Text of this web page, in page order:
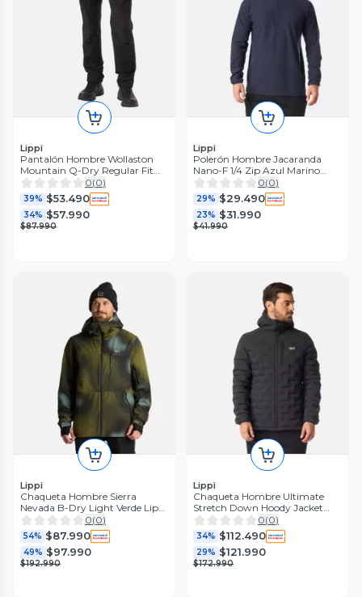
Lippi
Pantalón Hombre Wollaston
Mountain Q-Dry Regular Fit
Pants Negro V26
0(0)
39% $53.490
34% $57.990
$87.990
Lippi
Polerón Hombre Jacaranda
Nano-F 1/4 Zip Azul Marino
Lippi I26
0(0)
29% $29.490
23% $31.990
$41.990
Lippi
Chaqueta Hombre Sierra
Nevada B-Dry Light Verde Lippi
I25
0(0)
54% $87.990
49% $97.990
$192.990
Lippi
Chaqueta Hombre Ultimate
Stretch Down Hoody Jacket
Grafito Lippi I26
0(0)
34% $112.490
29% $121.990
$172.990